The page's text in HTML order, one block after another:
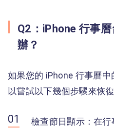
Q2：iPhone 行事
辦？
如果您的 iPhone 行事曆
以嘗試以下幾個步驟來恢復
檢查節日顯示：在